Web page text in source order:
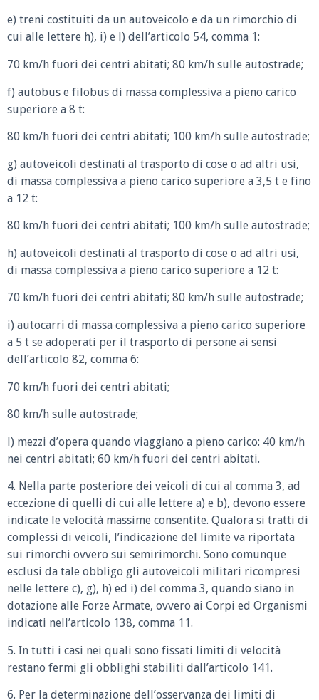
e) treni costituiti da un autoveicolo e da un rimorchio di
cui alle lettere h), i) e l) dell’articolo 54, comma 1:
70 km/h fuori dei centri abitati; 80 km/h sulle autostrade;
f) autobus e filobus di massa complessiva a pieno carico
superiore a 8 t:
80 km/h fuori dei centri abitati; 100 km/h sulle autostrade;
g) autoveicoli destinati al trasporto di cose o ad altri usi,
di massa complessiva a pieno carico superiore a 3,5 t e fino
a 12 t:
80 km/h fuori dei centri abitati; 100 km/h sulle autostrade;
h) autoveicoli destinati al trasporto di cose o ad altri usi,
di massa complessiva a pieno carico superiore a 12 t:
70 km/h fuori dei centri abitati; 80 km/h sulle autostrade;
i) autocarri di massa complessiva a pieno carico superiore
a 5 t se adoperati per il trasporto di persone ai sensi
dell’articolo 82, comma 6:
70 km/h fuori dei centri abitati;
80 km/h sulle autostrade;
l) mezzi d’opera quando viaggiano a pieno carico: 40 km/h
nei centri abitati; 60 km/h fuori dei centri abitati.
4. Nella parte posteriore dei veicoli di cui al comma 3, ad
eccezione di quelli di cui alle lettere a) e b), devono essere
indicate le velocità massime consentite. Qualora si tratti di
complessi di veicoli, l’indicazione del limite va riportata
sui rimorchi ovvero sui semirimorchi. Sono comunque
esclusi da tale obbligo gli autoveicoli militari ricompresi
nelle lettere c), g), h) ed i) del comma 3, quando siano in
dotazione alle Forze Armate, ovvero ai Corpi ed Organismi
indicati nell’articolo 138, comma 11.
5. In tutti i casi nei quali sono fissati limiti di velocità
restano fermi gli obblighi stabiliti dall’articolo 141.
6. Per la determinazione dell’osservanza dei limiti di